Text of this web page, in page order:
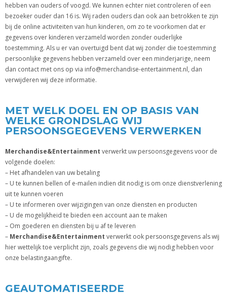
hebben van ouders of voogd. We kunnen echter niet controleren of een
bezoeker ouder dan 16 is. Wij raden ouders dan ook aan betrokken te zijn
bij de online activiteiten van hun kinderen, om zo te voorkomen dat er
gegevens over kinderen verzameld worden zonder ouderlijke
toestemming. Als u er van overtuigd bent dat wij zonder die toestemming
persoonlijke gegevens hebben verzameld over een minderjarige, neem
dan contact met ons op via info@merchandise-entertainment.nl, dan
verwijderen wij deze informatie.
MET WELK DOEL EN OP BASIS VAN
WELKE GRONDSLAG WIJ
PERSOONSGEGEVENS VERWERKEN
Merchandise&Entertainment verwerkt uw persoonsgegevens voor de
volgende doelen:
– Het afhandelen van uw betaling
– U te kunnen bellen of e-mailen indien dit nodig is om onze dienstverlening
uit te kunnen voeren
– U te informeren over wijzigingen van onze diensten en producten
– U de mogelijkheid te bieden een account aan te maken
– Om goederen en diensten bij u af te leveren
– Merchandise&Entertainment verwerkt ook persoonsgegevens als wij
hier wettelijk toe verplicht zijn, zoals gegevens die wij nodig hebben voor
onze belastingaangifte.
GEAUTOMATISEERDE